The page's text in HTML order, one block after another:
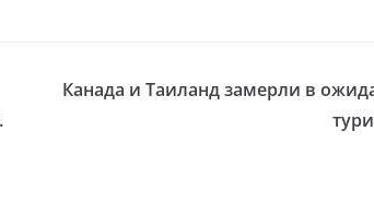
Канада и Таиланд замерли в